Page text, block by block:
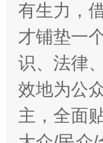
有生力，
才铺垫一
识、法律
效地为公
主，全面